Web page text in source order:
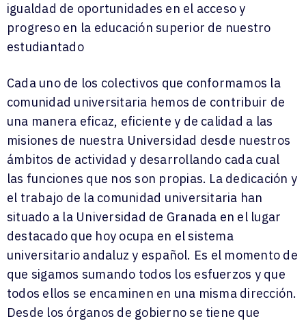
igualdad de oportunidades en el acceso y
progreso en la educación superior de nuestro
estudiantado
Cada uno de los colectivos que conformamos la
comunidad universitaria hemos de contribuir de
una manera eficaz, eficiente y de calidad a las
misiones de nuestra Universidad desde nuestros
ámbitos de actividad y desarrollando cada cual
las funciones que nos son propias. La dedicación y
el trabajo de la comunidad universitaria han
situado a la Universidad de Granada en el lugar
destacado que hoy ocupa en el sistema
universitario andaluz y español. Es el momento de
que sigamos sumando todos los esfuerzos y que
todos ellos se encaminen en una misma dirección.
Desde los órganos de gobierno se tiene que